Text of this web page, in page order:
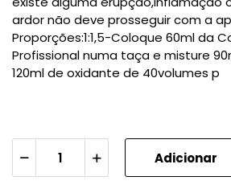
ardor não deve prosseguir com a
Proporções:1:1,5-Coloque 60ml da
Profissional numa taça e misture
120ml de oxidante de 40volumes p
Adicionar